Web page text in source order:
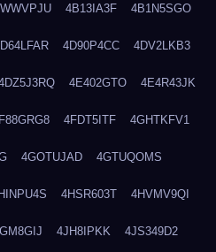
4B13IA3F 4B1N5SGO
4D90P4CC 4DV2LKB3
4E402GTO 4E4R43JK
4FDT5ITF 4GHTKFV1
4GOTUJAD 4GTUQOMS
4HSR603T 4HVMV9QI
4JH8IPKK 4JS349D2